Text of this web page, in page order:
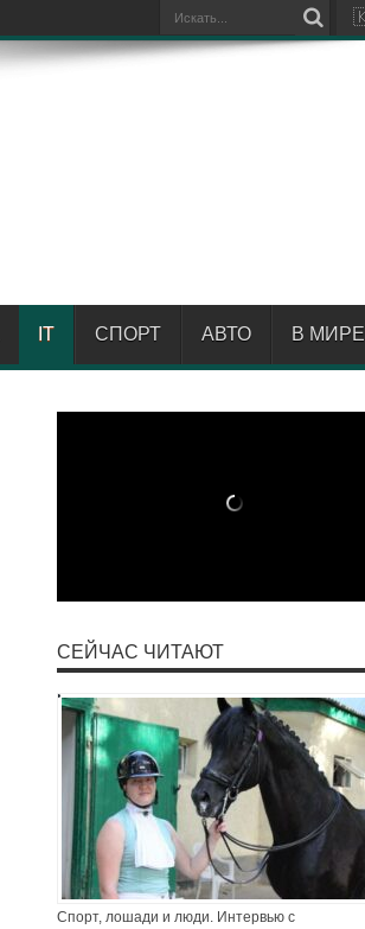
IT СПОРТ АВТО В МИРЕ
СЕЙЧАС ЧИТАЮТ
Спорт, лошади и люди. Интервью с